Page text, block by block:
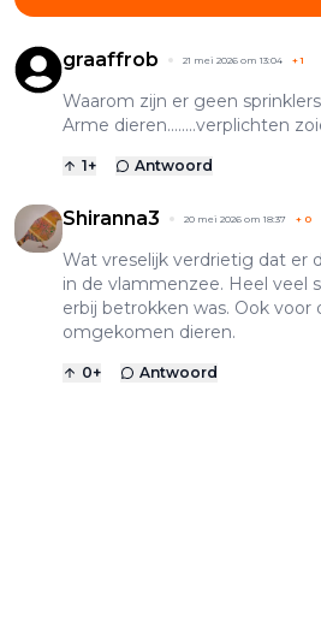
graaffrob 21 mei 2026 om 13:04 +1
Waarom zijn er geen
Arme dieren........verplichten
1+ Antwoord
Shiranna3 20 mei 2026 om 18:37 + 0
Wat vreselijk verdrietig dat er
in de vlammenzee. Heel veel
erbij betrokken was. Ook voor
omgekomen dieren.
0+ Antwoord